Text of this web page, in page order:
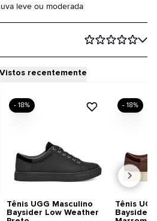
leve ou moderada
Vistos recentemente
Tênis UGG Masculino
Baysider Low Weather
- 18%
Tênis
Baysider
- 18%